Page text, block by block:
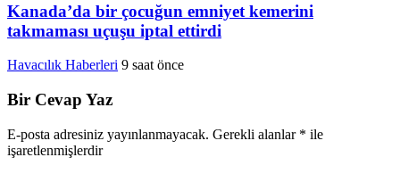
Kanada’da bir çocuğun emniyet kemerini
takmaması uçuşu iptal ettirdi
Havacılık Haberleri 9 saat önce
Bir Cevap Yaz
E-posta adresiniz yayınlanmayacak. Gerekli alanlar * ile
işaretlenmişlerdir